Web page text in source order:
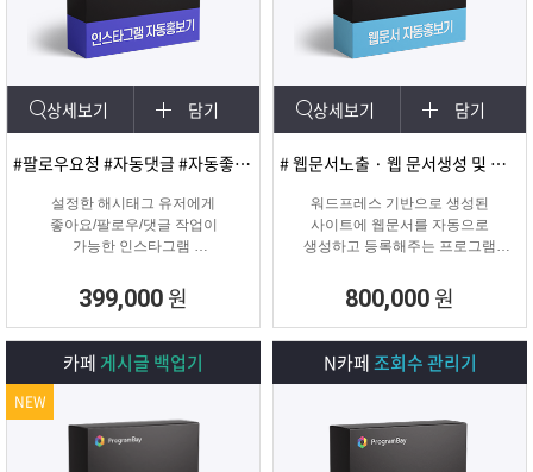
상세보기 담기
#팔로우요청 #자동댓글 #자동좋아요 #SNS마케팅
설정한 해시태그 유저에게
좋아요/팔로우/댓글 작업이
가능한 인스타그램
399,000 원
상세보기 담기
# 웹문서노출 · 웹 문서생성 및 등록
워드프레스 기반으로 생성된
사이트에 웹문서를 자동으로
생성하고 등록해주는 프로그램
800,000 원
카페 게시글 백업기
NEW
N카페조회수 관리기